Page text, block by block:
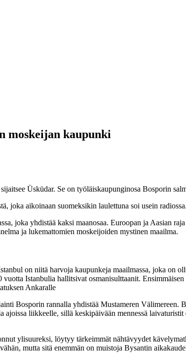
moskeijan kaupunki
Üsküdar. Se on työläiskaupunginosa Bosporin
joka aikoinaan suomeksikin laulettuna soi usein radiossa.
joka yhdistää kaksi maanosaa. Euroopan ja Aasian
ja lukemattomien moskeijoiden mystinen maailma.
on niitä harvoja kaupunkeja maailmassa, joka on
Istanbulia hallitsivat osmanisulttaanit.
Ankaralle
Bosporin rannalla yhdistää Mustameren
liikkeelle, sillä keskipäivään mennessä
ylisuureksi, löytyy tärkeimmät nähtävyydet
mutta sitä enemmän on muistoja Bysantin